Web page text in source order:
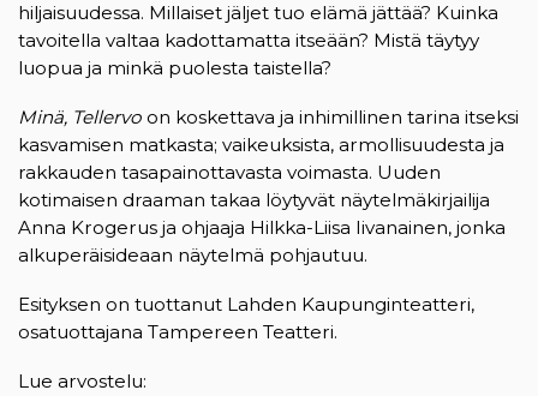
hiljaisuudessa. Millaiset jäljet tuo elämä jättää? Kuinka
tavoitella valtaa kadottamatta itseään? Mistä täytyy
luopua ja minkä puolesta taistella?
Minä, Tellervo on koskettava ja inhimillinen tarina itseksi
kasvamisen matkasta; vaikeuksista, armollisuudesta ja
rakkauden tasapainottavasta voimasta. Uuden
kotimaisen draaman takaa löytyvät näytelmäkirjailija
Anna Krogerus ja ohjaaja Hilkka-Liisa Iivanainen, jonka
alkuperäisideaan näytelmä pohjautuu.
Esityksen on tuottanut Lahden Kaupunginteatteri,
osatuottajana Tampereen Teatteri.
Lue arvostelu: